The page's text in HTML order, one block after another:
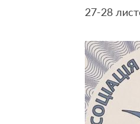
27-28